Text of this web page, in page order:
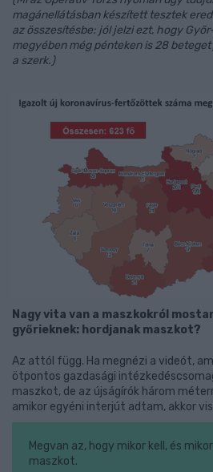
magánellátásban készített tesztek
az összesítésbe: jól jelzi ezt, hogy
megyében még pénteken is 28
a szerk.)
Nagy vita van a maszkokról
győrieknek: hordjanak maszkot?
Az attól függ. Ha megnézi a videót,
ötpontos gazdasági
maszkot, de az újságírók három
amikor egyéni interjút adtam, akkor
Megvan az, hogy mikor kell, és
maszkot.